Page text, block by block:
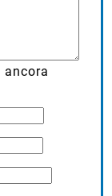
ancora